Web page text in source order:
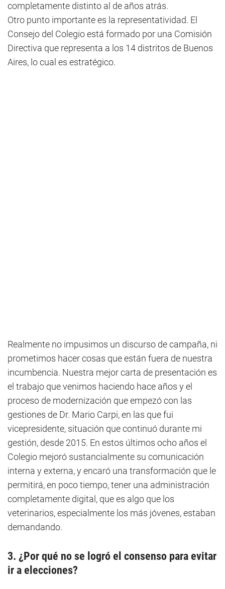
completamente distinto al de años atrás.
Otro punto importante es la representatividad. El
Consejo del Colegio está formado por una Comisión
Directiva que representa a los 14 distritos de Buenos
Aires, lo cual es estratégico.
Realmente no impusimos un discurso de campaña, ni
prometimos hacer cosas que están fuera de nuestra
incumbencia. Nuestra mejor carta de presentación es
el trabajo que venimos haciendo hace años y el
proceso de modernización que empezó con las
gestiones de Dr. Mario Carpi, en las que fui
vicepresidente, situación que continuó durante mi
gestión, desde 2015. En estos últimos ocho años el
Colegio mejoró sustancialmente su comunicación
interna y externa, y encaró una transformación que le
permitirá, en poco tiempo, tener una administración
completamente digital, que es algo que los
veterinarios, especialmente los más jóvenes, estaban
demandando.
3. ¿Por qué no se logró el consenso para evitar
ir a elecciones?